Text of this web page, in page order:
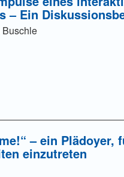
‒ Ein
– ein Plädoyer,
einzutreten